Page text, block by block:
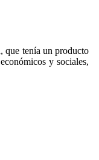
que tenía un producto
y sociales,